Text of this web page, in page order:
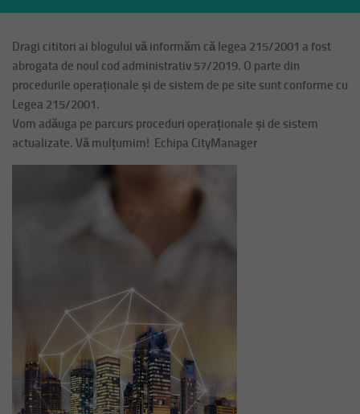
Dragi cititori ai blogului vă informăm că legea 215/2001 a fost
abrogata de noul cod administrativ 57/2019. O parte din
procedurile operaționale și de sistem de pe site sunt conforme cu
Legea 215/2001.
Vom adăuga pe parcurs proceduri operaționale și de sistem
actualizate. Vă mulțumim! Echipa CityManager